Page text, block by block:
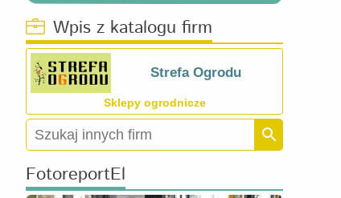
Wpis z katalogu firm
Strefa Ogrodu
Sklepy ogrodnicze
FotoreportEl